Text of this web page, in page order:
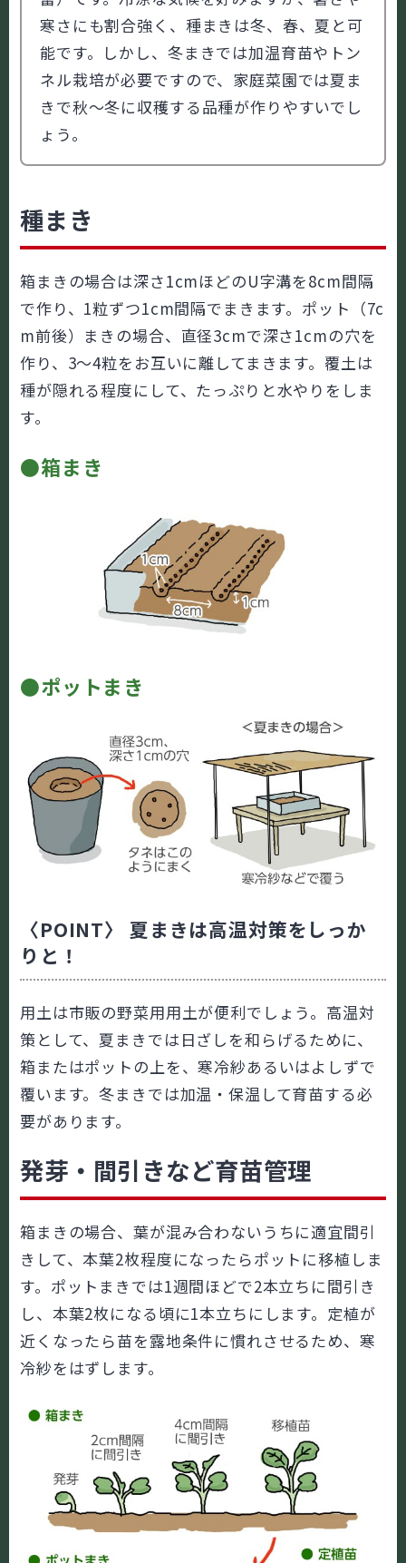
寒さにも割合強く、種まきは冬、春、夏と可
能です。しかし、冬まきでは加温育苗やトン
ネル栽培が必要ですので、家庭菜園では夏ま
きで秋～冬に収穫する品種が作りやすいでし
ょう。
種まき
箱まきの場合は深さ1cmほどのU字溝を8cm間隔
で作り、1粒ずつ1cm間隔でまきます。ポット（7c
m前後）まきの場合、直径3cmで深さ1cmの穴を
作り、3～4粒をお互いに離してまきます。覆土は
種が隠れる程度にして、たっぷりと水やりをしま
す。
●箱まき
●ポットまき
〈POINT〉 夏まきは高温対策をしっか
りと！
用土は市販の野菜用用土が便利でしょう。高温対
策として、夏まきでは日ざしを和らげるために、
箱またはポットの上を、寒冷紗あるいはよしずで
覆います。冬まきでは加温・保温して育苗する必
要があります。
発芽・間引きなど育苗管理
箱まきの場合、葉が混み合わないうちに適宜間引
きして、本葉2枚程度になったらポットに移植しま
す。ポットまきでは1週間ほどで2本立ちに間引き
し、本葉2枚になる頃に1本立ちにします。定植が
近くなったら苗を露地条件に慣れさせるため、寒
冷紗をはずします。